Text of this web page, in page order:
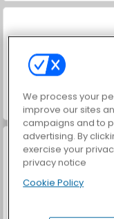
Farm Merge Valley
We process your
improve our sites
campaigns and to
advertising. By
exercise your
privacy notice
Cookie Policy